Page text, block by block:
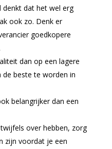
denkt dat het wel erg
ook zo. Denk er
goedkopere
dan op een lagere
beste te worden in
belangrijker dan een
over hebben, zorg
zijn voordat je een